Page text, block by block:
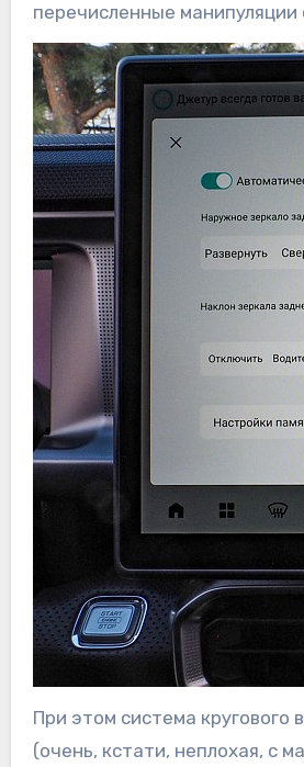
перечисленные манипуляции
При этом система кругового
(очень, кстати, неплохая, с